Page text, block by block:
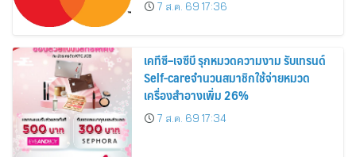
7 ส.ค. 69 17:36
เคทีซี–เจซีบี รุกหมวดความงาม รับเทรนด์
Self-careจำนวนสมาชิกใช้จ่ายหมวด
เครื่องสำอางเพิ่ม 26%
7 ส.ค. 69 17:34